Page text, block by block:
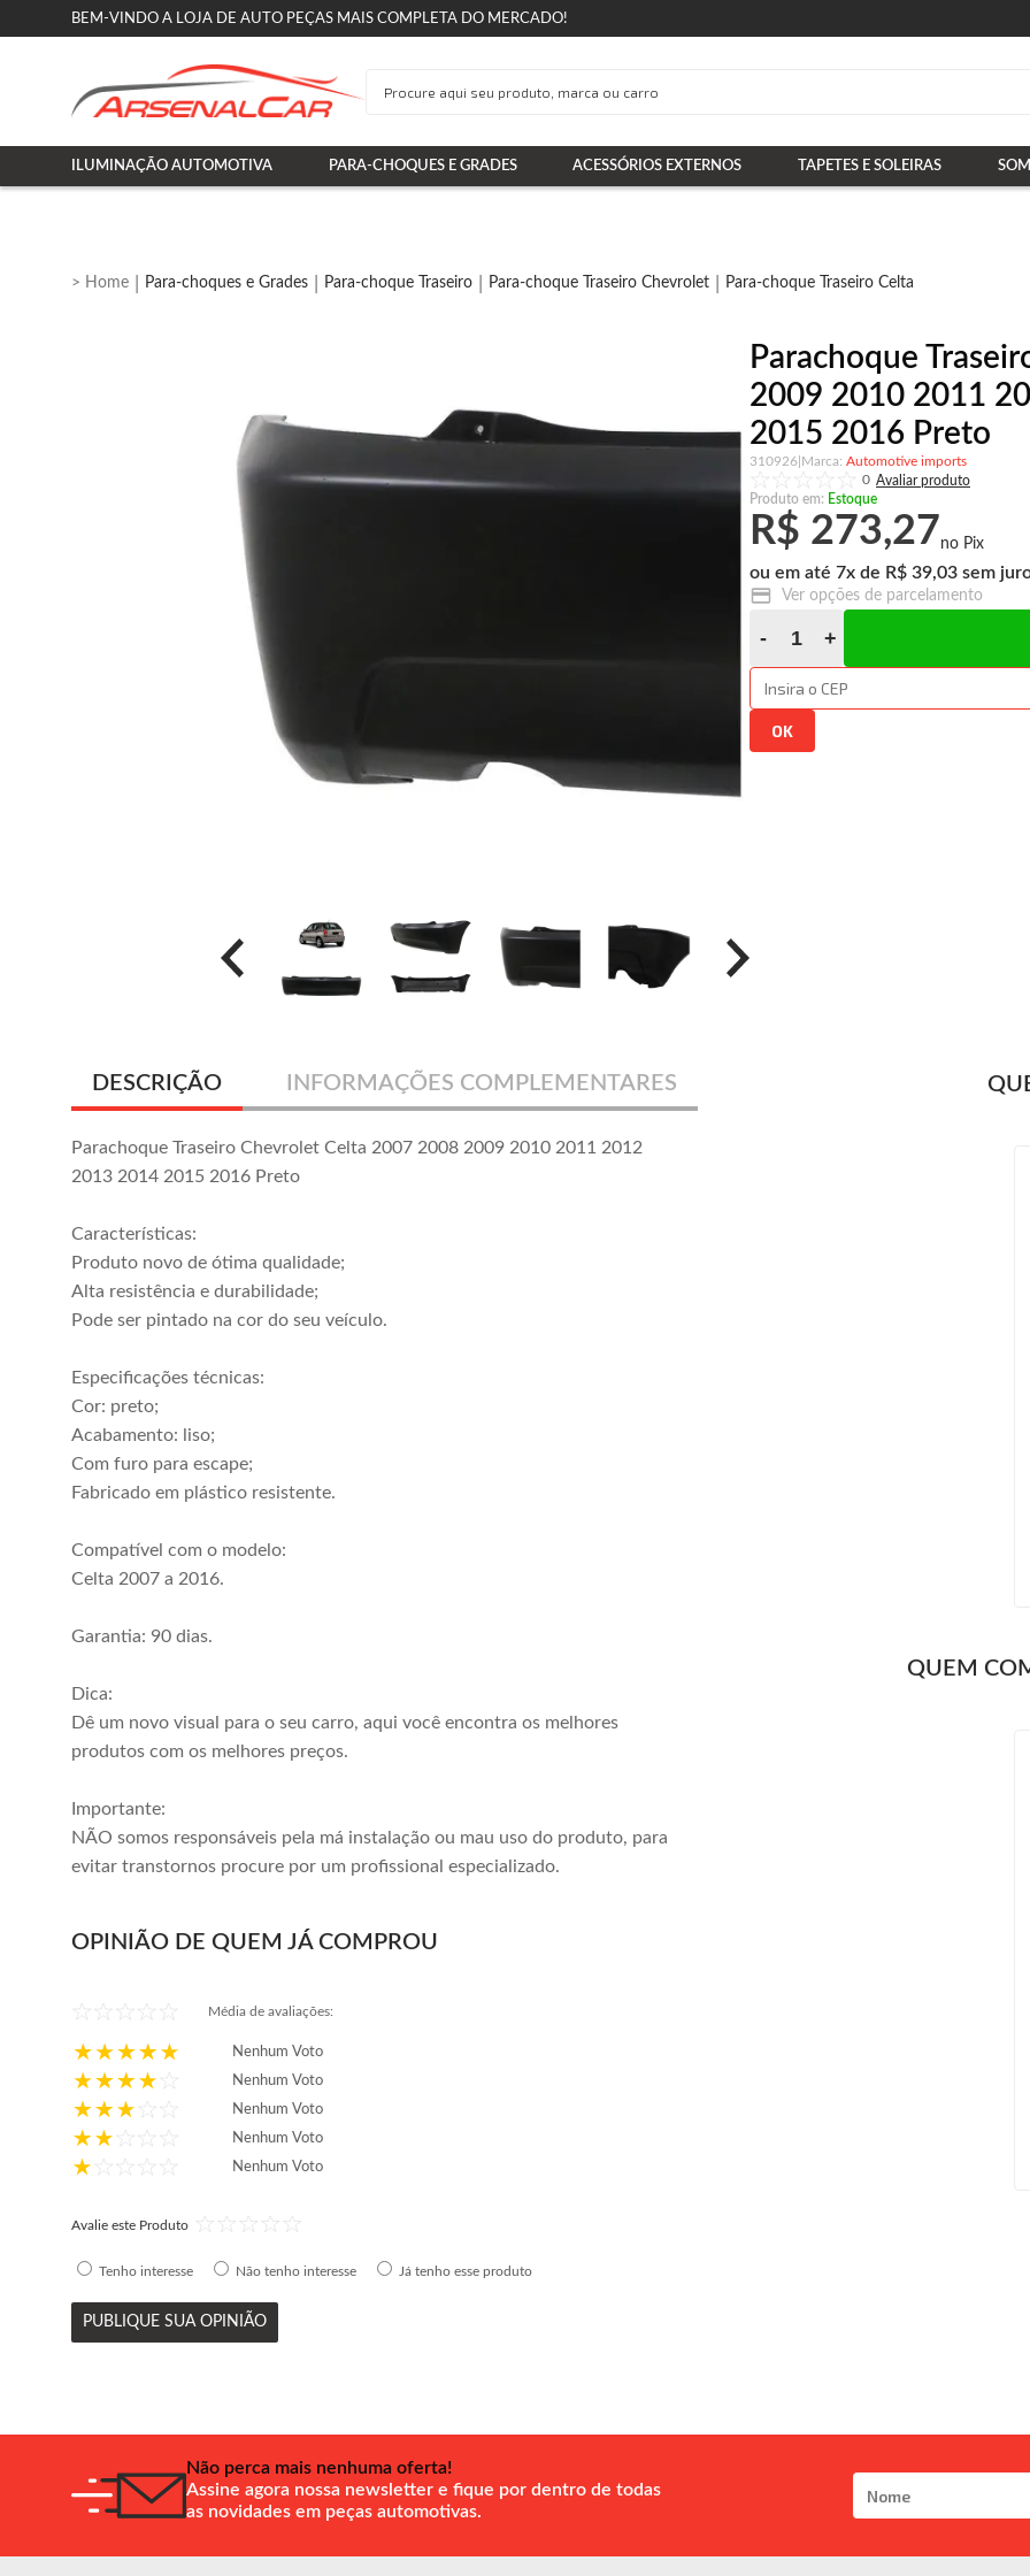
BEM-VINDO A LOJA DE AUTO PEÇAS MAIS COMPLETA DO MERCADO!
ILUMINAÇÃO AUTOMOTIVA PARA-CHOQUES E GRADES ACESSÓRIOS EXTERNOS TAPETES E SOLEIRAS
Para-choques e Grades Para-choque Traseiro Para-choque Traseiro Chevrolet Para-choque Traseiro Celta
Parachoque
2009 2010 2011
2015 2016 Preto
310926
Automotive imports
0
Produto em: Estoque
R$ 273,27
7x R$ 39,03
Ver opções de parcelamento
DESCRIÇÃO INFORMAÇÕES COMPLEMENTARES
Parachoque Traseiro Chevrolet Celta 2007 2008 2009 2010 2011 2012
2013 2014 2015 2016 Preto
Características:
Produto novo de ótima qualidade;
Alta resistência e durabilidade;
Pode ser pintado na cor do seu veículo.
Especificações técnicas:
Cor: preto;
Acabamento: liso;
Com furo para escape;
Fabricado em plástico resistente.
Compatível com o modelo:
Celta 2007 a 2016.
Garantia: 90 dias.
Dica:
Dê um novo visual para o seu carro, aqui você encontra os melhores
produtos com os melhores preços.
Importante:
NÃO somos responsáveis pela má instalação ou mau uso do produto, para
evitar transtornos procure por um profissional especializado.
OPINIÃO DE QUEM JÁ COMPROU
Média de avaliações:
Nenhum Voto
Nenhum Voto
Nenhum Voto
Nenhum Voto
Nenhum Voto
Avalie este Produto
Tenho interesse Não tenho interesse Já tenho esse produto
PUBLIQUE SUA OPINIÃO
QUEM
Não perca mais nenhuma oferta!
Assine agora nossa newsletter e fique por dentro de todas
as novidades em peças automotivas.